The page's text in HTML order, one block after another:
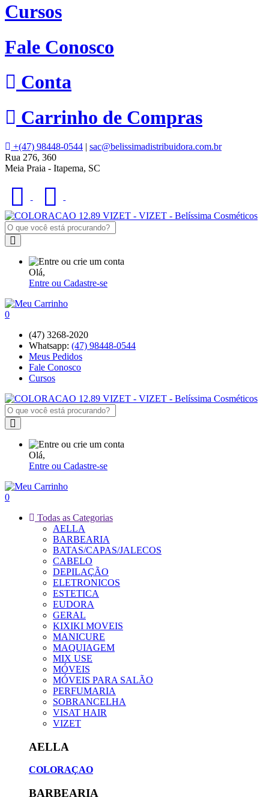
Cursos
Fale Conosco
Conta
Carrinho de Compras
+(47) 98448-0544 | sac@belissimadistribuidora.com.br
Rua 276, 360
Meia Praia - Itapema, SC
Olá,
Entre ou Cadastre-se
0
(47) 3268-2020
Whatsapp: (47) 98448-0544
Meus Pedidos
Fale Conosco
Cursos
Olá,
Entre ou Cadastre-se
0
Todas as Categorias
AELLA
BARBEARIA
BATAS/CAPAS/JALECOS
CABELO
DEPILAÇÃO
ELETRONICOS
ESTETICA
EUDORA
GERAL
KIXIKI MOVEIS
MANICURE
MAQUIAGEM
MIX USE
MÓVEIS
MÓVEIS PARA SALÃO
PERFUMARIA
SOBRANCELHA
VISAT HAIR
VIZET
AELLA
COLORAÇAO
BARBEARIA